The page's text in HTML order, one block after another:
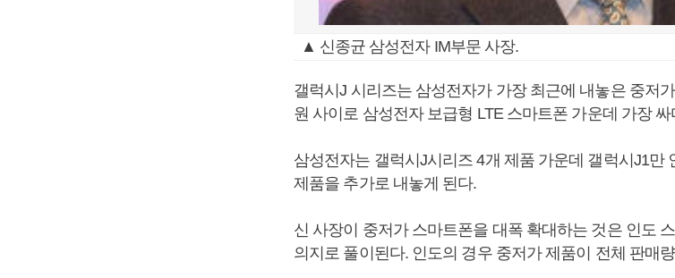
▲ 신종균 삼성전자 IM부문 사장.
갤럭시J 시리즈는 삼성전자가 가장 최근에 내놓은 중저
원 사이로 삼성전자 보급형 LTE 스마트폰 가운데 가장 싸
삼성전자는 갤럭시J시리즈 4개 제품 가운데 갤럭시J1만
제품을 추가로 내놓게 된다.
신 사장이 중저가 스마트폰을 대폭 확대하는 것은 인도
의지로 풀이된다. 인도의 경우 중저가 제품이 전체 판매